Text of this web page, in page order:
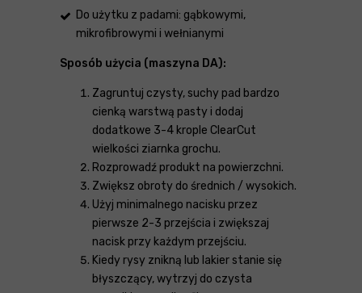
Do użytku z padami: gąbkowymi,
mikrofibrowymi i wełnianymi
Sposób użycia (maszyna DA):
Zagruntuj czysty, suchy pad bardzo
cienką warstwą pasty i dodaj
dodatkowe 3-4 krople ClearCut
wielkości ziarnka grochu.
Rozprowadź produkt na powierzchni.
Zwiększ obroty do średnich / wysokich.
Użyj minimalnego nacisku przez
pierwsze 2-3 przejścia i zwiększaj
nacisk przy każdym przejściu.
Kiedy rysy znikną lub lakier stanie się
błyszczący, wytrzyj do czysta